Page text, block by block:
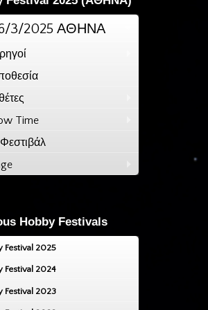
3/2025 ΑΘΗΝΑ
Time
Hobby Festivals
Festival 2025
Festival 2024
Festival 2023